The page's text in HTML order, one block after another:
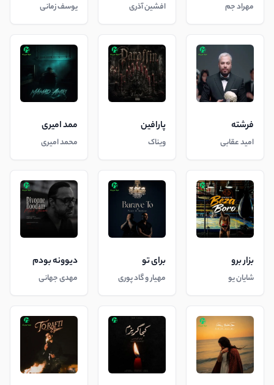
مهراد جم افشین آذری یوسف زمانی
فرشته
امید عقابی
پارافین
ویناک
ممد امیری
محمد امیری
بزار برو
شایان یو
برای تو
مهیار و گاد پوری
دیوونه بودم
مهدی جهانی